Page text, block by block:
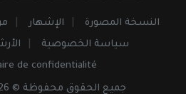
النسخة المصورة الإشهار
سياسة الخصوصية
de confidentialité
جميع الحقوق محفوظة © 2026 النهار أونلاين